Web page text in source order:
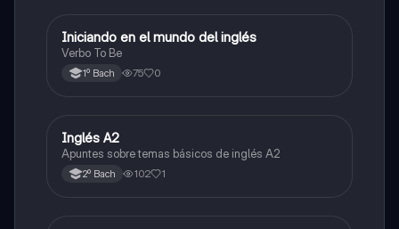
Inglés
Iniciando en el mundo del inglés
Verbo To Be
1º Bach 75 0
Inglés
Inglés A2
Apuntes sobre temas básicos de inglés A2
2º Bach 102 1